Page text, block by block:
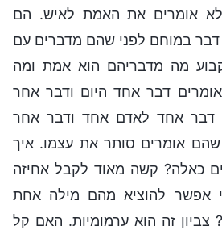
אומרים את האמת לאיש. הם
במוחם לפני שהם מדברים עם
מה מדבריהם הוא אמת ומה
דבר אחד היום ודבר אחר
דבר אחד לאדם אחד ודבר אחר
אומרים סותר את עצמו. איך
כאלה? קשה מאוד לקבל אחיזה
אפשר להוציא מהם מילה אחת
צביון זה הוא ערמומיות. האם קל